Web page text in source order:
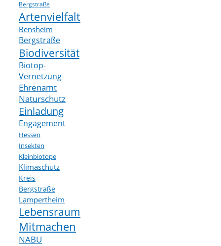
Bergstraße
Artenvielfalt
Bensheim
Bergstraße
Biodiversität
Biotop-
Vernetzung
Ehrenamt
Naturschutz
Einladung
Engagement
Hessen
Insekten
Kleinbiotope
Klimaschutz
Kreis
Bergstraße
Lampertheim
Lebensraum
Mitmachen
NABU